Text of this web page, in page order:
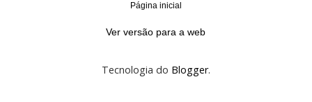
Página inicial
Ver versão para a web
Tecnologia do Blogger.